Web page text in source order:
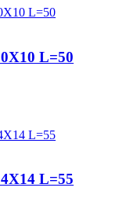
L=50
L=55